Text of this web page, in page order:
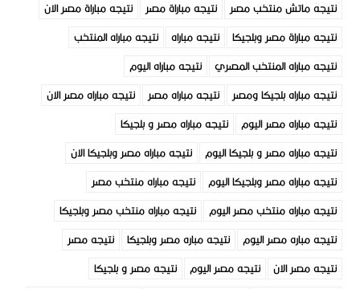
نتيجه ماتش منتخب مصر
نتيجه مباراة مصر
نتيجه مباراة مصر الان
نتيجه مباراة مصر وبلجيكا
نتيجه مباراه
نتيجه مباراه المنتخب
نتيجه مباراه المنتخب المصري
نتيجه مباراه اليوم
نتيجه مباراه بلجيكا ومصر
نتيجه مباراه مصر
نتيجه مباراه مصر الان
نتيجه مباراه مصر اليوم
نتيجه مباراه مصر و بلجيكا
نتيجه مباراه مصر و بلجيكا اليوم
نتيجه مباراه مصر وبلجيكا الان
نتيجه مباراه مصر وبلجيكا اليوم
نتيجه مباراه منتخب مصر
نتيجه مباراه منتخب مصر اليوم
نتيجه مباراه منتخب مصر وبلجيكا
نتيجه مباره مصر اليوم
نتيجه مباره مصر وبلجيكا
نتيجه مصر
نتيجه مصر الان
نتيجه مصر اليوم
نتيجه مصر و بلجيكا